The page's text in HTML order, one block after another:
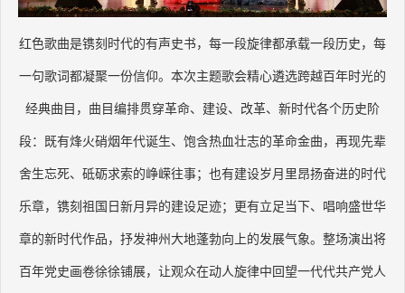
红色歌曲是镌刻时代的有声史书，每一段旋律都承载一段历史，每
一句歌词都凝聚一份信仰。本次主题歌会精心遴选跨越百年时光的
经典曲目，曲目编排贯穿革命、建设、改革、新时代各个历史阶
段：既有烽火硝烟年代诞生、饱含热血壮志的革命金曲，再现先辈
舍生忘死、砥砺求索的峥嵘往事；也有建设岁月里昂扬奋进的时代
乐章，镌刻祖国日新月异的建设足迹；更有立足当下、唱响盛世华
章的新时代作品，抒发神州大地蓬勃向上的发展气象。整场演出将
百年党史画卷徐徐铺展，让观众在动人旋律中回望一代代共产党人